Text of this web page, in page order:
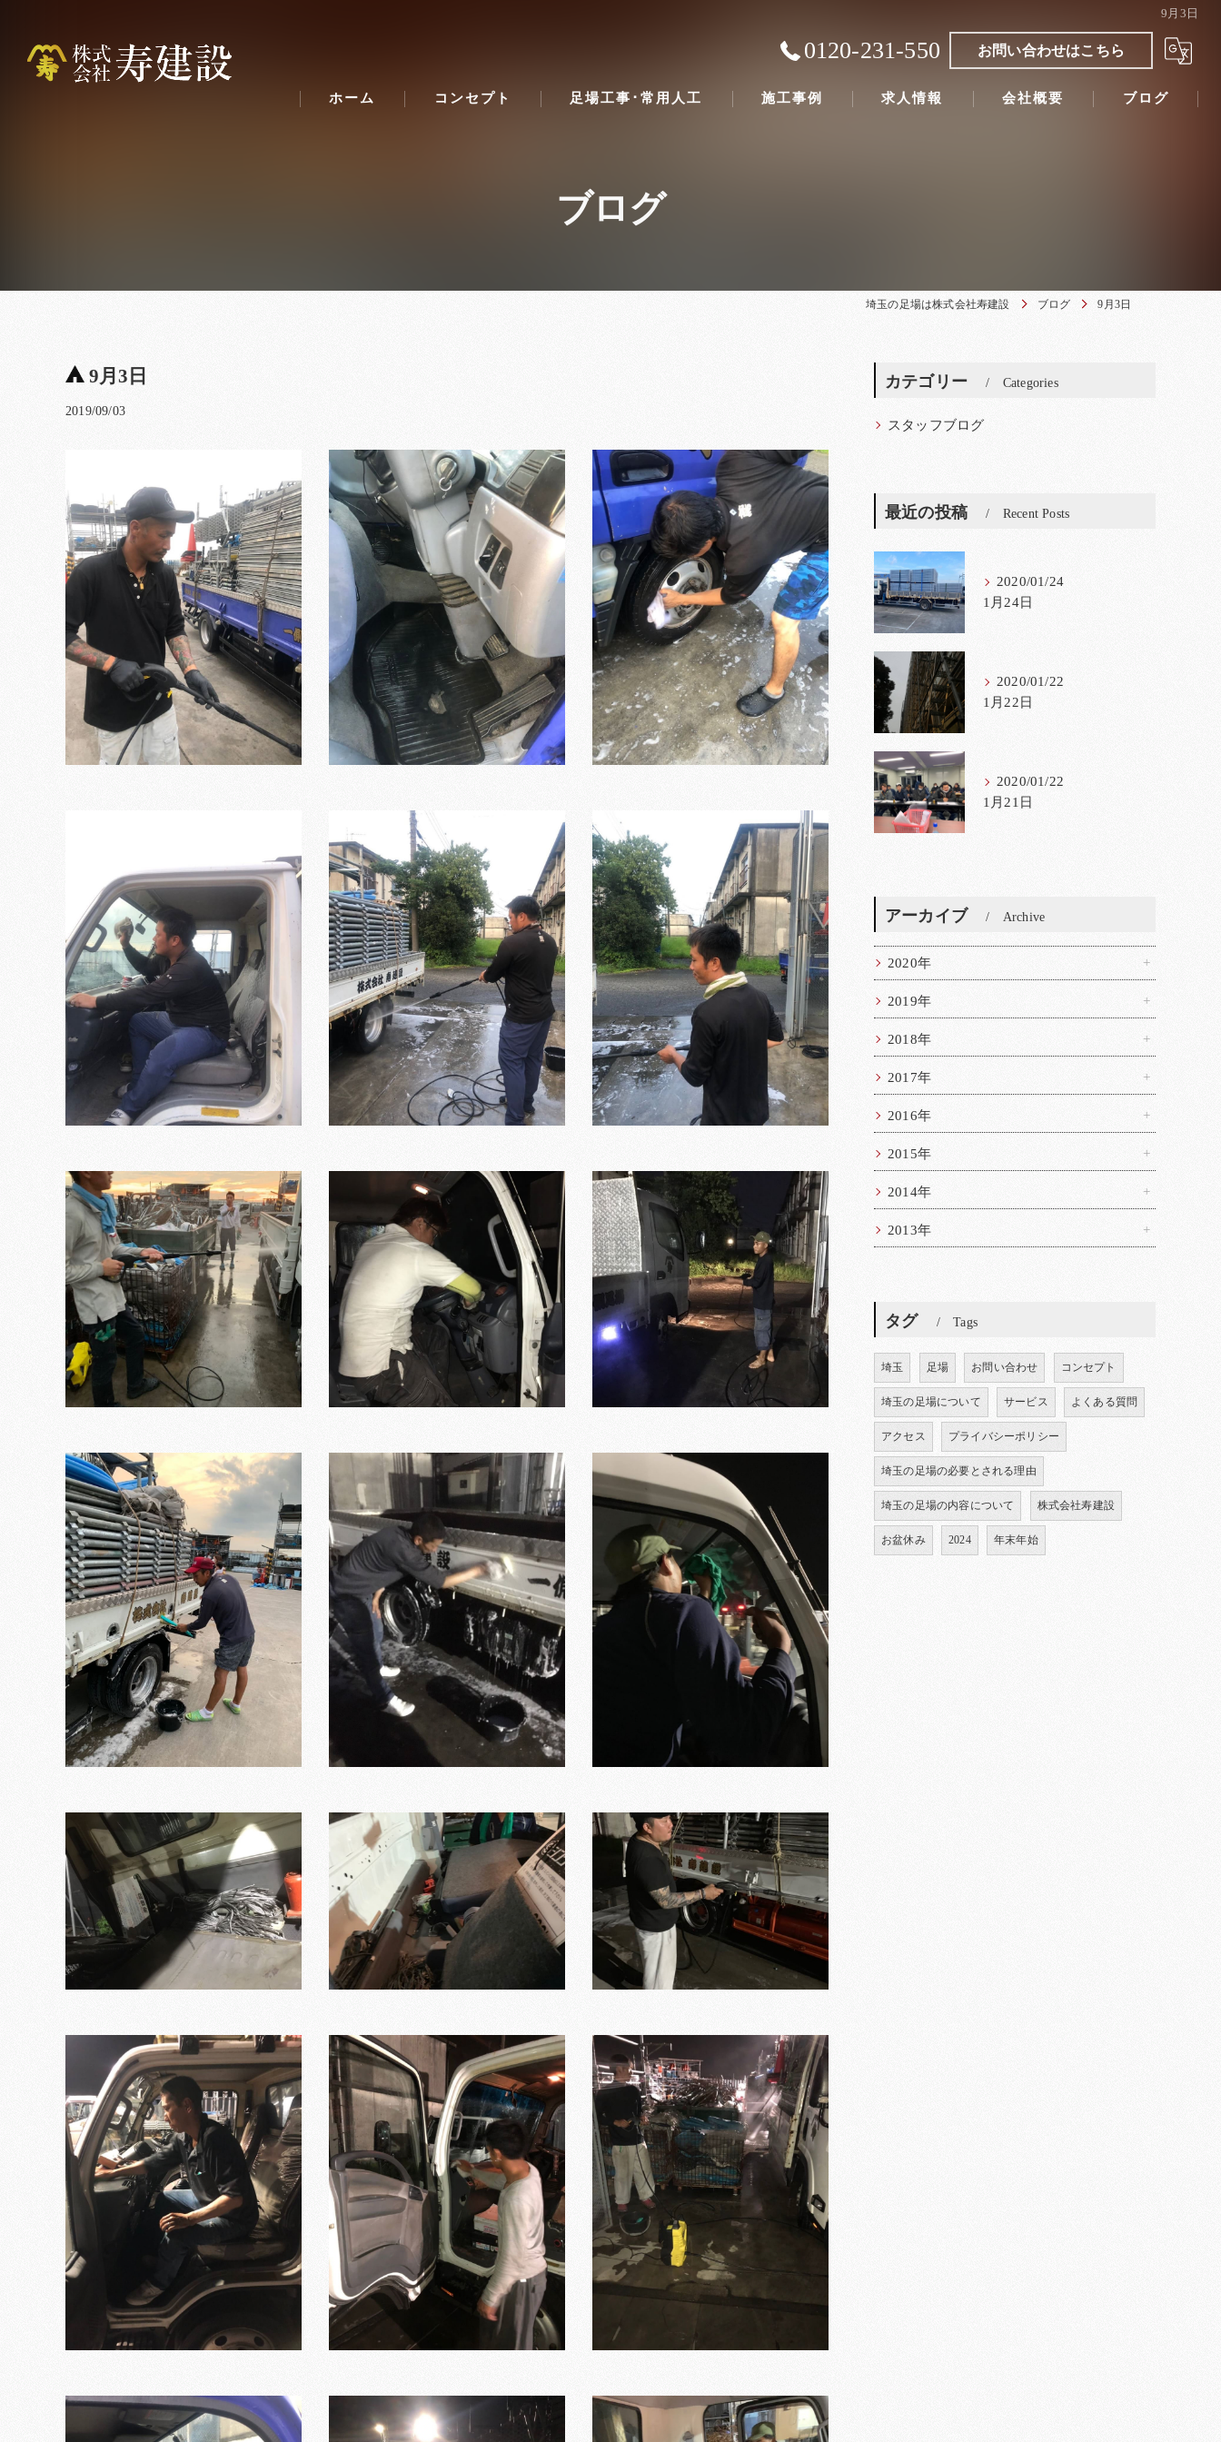
9月3日
0120-231-550 お問い合わせはこちら
ホーム コンセプト 足場工事･常用人工 施工事例 求人情報 会社概要 ブログ
ブログ
埼玉の足場は株式会社寿建設 ブログ 9月3日
9月3日
2019/09/03
カテゴリー Categories
スタッフブログ
最近の投稿 Recent Posts
2020/01/24
1月24日
2020/01/22
1月22日
2020/01/22
1月21日
アーカイブ Archive
2020年
2019年
2018年
2017年
2016年
2015年
2014年
2013年
タグ Tags
埼玉 足場 お問い合わせ コンセプト
埼玉の足場について サービス よくある質問
アクセス プライバシーポリシー
埼玉の足場の必要とされる理由
埼玉の足場の内容について 株式会社寿建設
お盆休み 2024 年末年始